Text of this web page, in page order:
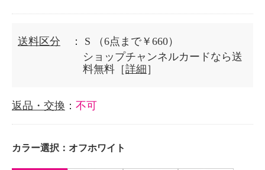
送料区分 ： S
（6点まで￥660）
ショップチャンネルカードなら送
料無料［詳細 ］
返品・交換 ： 不可
カラー選択： オフホワイト